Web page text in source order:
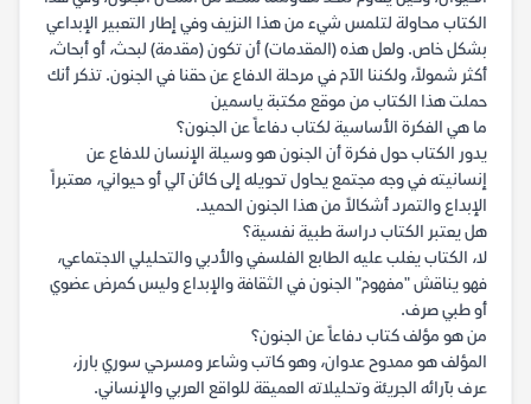
الكتاب محاولة لتلمس شيء من هذا النزيف وفي إطار التعبير الإبداعي
بشكل خاص. ولعل هذه (المقدمات) أن تكون (مقدمة) لبحث، أو أبحاث،
أكثر شمولاً، ولكننا الآم في مرحلة الدفاع عن حقنا في الجنون. تذكر أنك
حملت هذا الكتاب من موقع مكتبة ياسمين
ما هي الفكرة الأساسية لكتاب دفاعاً عن الجنون؟
يدور الكتاب حول فكرة أن الجنون هو وسيلة الإنسان للدفاع عن
إنسانيته في وجه مجتمع يحاول تحويله إلى كائن آلي أو حيواني، معتبراً
الإبداع والتمرد أشكالاً من هذا الجنون الحميد.
هل يعتبر الكتاب دراسة طبية نفسية؟
لا، الكتاب يغلب عليه الطابع الفلسفي والأدبي والتحليلي الاجتماعي،
فهو يناقش "مفهوم" الجنون في الثقافة والإبداع وليس كمرض عضوي
أو طبي صرف.
من هو مؤلف كتاب دفاعاً عن الجنون؟
المؤلف هو ممدوح عدوان، وهو كاتب وشاعر ومسرحي سوري بارز،
عرف بآرائه الجريئة وتحليلاته العميقة للواقع العربي والإنساني.